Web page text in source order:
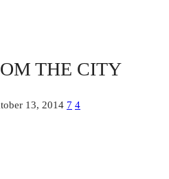
THE CITY
13, 2014 7 4